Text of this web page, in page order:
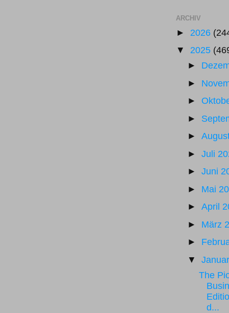
ARCHIV
► 2026
▼ 2025
►
►
►
►
►
► Juli
► Juni
► Mai
► April
► März
►
▼
The
d...